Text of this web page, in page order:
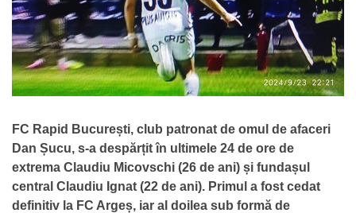
FC Rapid București, club patronat de omul de afaceri
Dan Șucu, s-a despărțit în ultimele 24 de ore de
extrema Claudiu Micovschi (26 de ani) și fundașul
central Claudiu Ignat (22 de ani). Primul a fost cedat
definitiv la FC Argeș, iar al doilea sub formă de